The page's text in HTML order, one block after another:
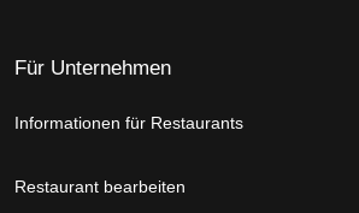
Für Unternehmen
Informationen für Restaurants
Restaurant bearbeiten